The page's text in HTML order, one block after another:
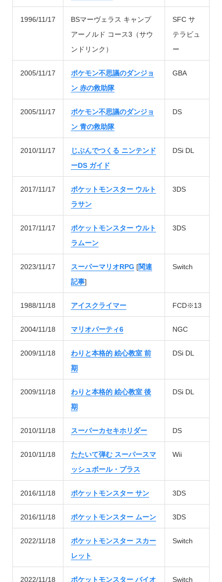
1996/11/17
BSマーヴェラス キャンプ
アーノルド コース3（サウ
ンドリンク）
SFC サ
テラビュ
ー
2005/11/17
ポケモン不思議のダンジョ
ン 赤の救助隊
GBA
2005/11/17
ポケモン不思議のダンジョ
ン 青の救助隊
DS
2010/11/17
じぶんでつくる ニンテンド
ーDS ガイド
DSi DL
2017/11/17
ポケットモンスター ウルト
ラサン
3DS
2017/11/17
ポケットモンスター ウルト
ラムーン
3DS
2023/11/17 スーパーマリオRPG [関連
記事]
Switch
1988/11/18 アイスクライマー FCD※13
2004/11/18 マリオパーティ6 NGC
2009/11/18
わりと本格的 絵心教室 前
期
DSi DL
2009/11/18
わりと本格的 絵心教室 後
期
DSi DL
2010/11/18 スーパーカセキホリダー DS
2010/11/18
たたいて弾む スーパースマ
ッシュボール・プラス
Wii
2016/11/18 ポケットモンスター サン 3DS
2016/11/18 ポケットモンスター ムーン 3DS
2022/11/18
ポケットモンスター スカー
レット
Switch
2022/11/18
ポケットモンスター バイオ
Switch